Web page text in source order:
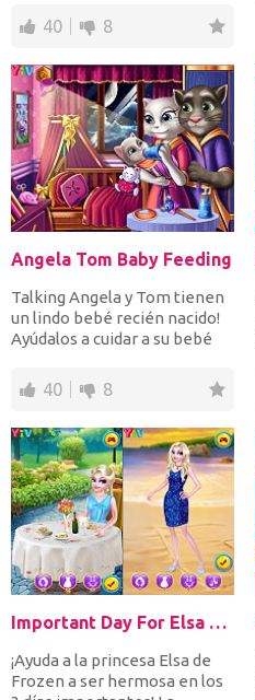
40 8
Angela Tom Baby Feeding
Talking Angela y Tom tienen
un lindo bebé recién nacido!
Ayúdalos a cuidar a su bebé
40 8
Important Day For Elsa And Jack
¡Ayuda a la princesa Elsa de
Frozen a ser hermosa en los